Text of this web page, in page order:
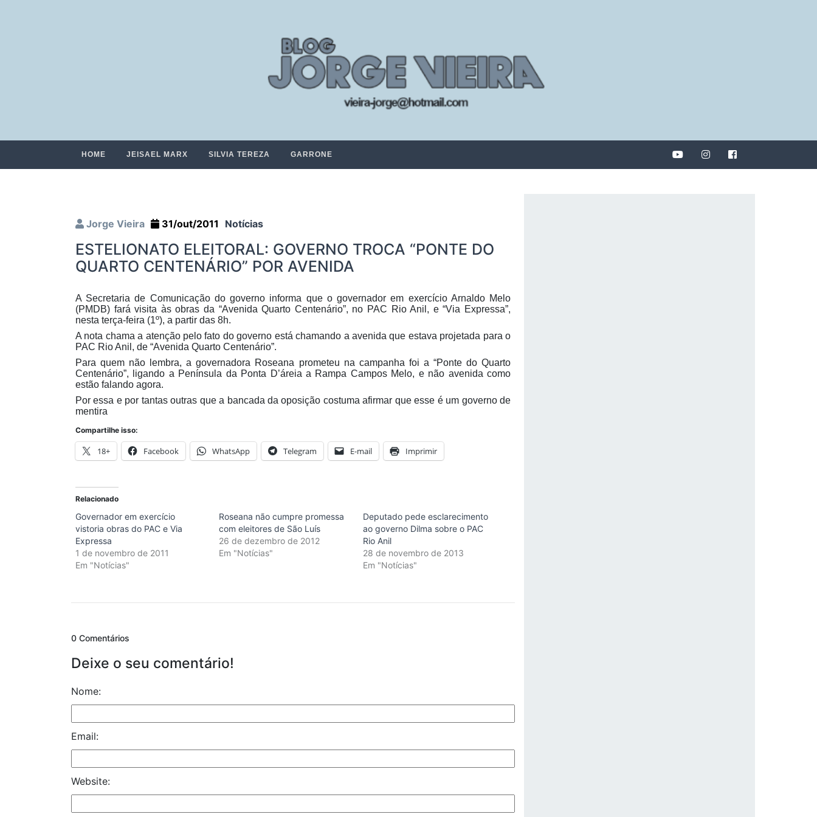
HOME JEISAEL MARX SILVIA TEREZA GARRONE
Jorge Vieira 31/out/2011 Notícias
ESTELIONATO ELEITORAL: GOVERNO TROCA “PONTE DO
QUARTO CENTENÁRIO” POR AVENIDA
A Secretaria de Comunicação do governo informa que o governador em exercício Arnaldo Melo
(PMDB) fará visita às obras da “Avenida Quarto Centenário”, no PAC Rio Anil, e “Via Expressa”,
nesta terça-feira (1º), a partir das 8h.
A nota chama a atenção pelo fato do governo está chamando a avenida que estava projetada para o
PAC Rio Anil, de “Avenida Quarto Centenário”.
Para quem não lembra, a governadora Roseana prometeu na campanha foi a “Ponte do Quarto
Centenário”, ligando a Península da Ponta D’áreia a Rampa Campos Melo, e não avenida como
estão falando agora.
Por essa e por tantas outras que a bancada da oposição costuma afirmar que esse é um governo de
mentira
Compartilhe isso:
18+ Facebook WhatsApp Telegram E-mail Imprimir
Relacionado
Governador em exercício
vistoria obras do PAC e Via
Expressa
1 de novembro de 2011
Em "Notícias"
Roseana não cumpre promessa
com eleitores de São Luís
26 de dezembro de 2012
Em "Notícias"
Deputado pede esclarecimento
ao governo Dilma sobre o PAC
Rio Anil
28 de novembro de 2013
Em "Notícias"
0 Comentários
Deixe o seu comentário!
Nome:
Email:
Website: